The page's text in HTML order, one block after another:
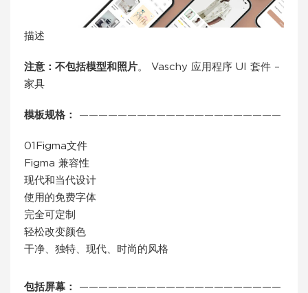
描述
注意：不包括模型和照片。 Vaschy 应用程序 UI 套件 –
家具
模板规格： —————————————————————
01Figma文件
Figma 兼容性
现代和当代设计
使用的免费字体
完全可定制
轻松改变颜色
干净、独特、现代、时尚的风格
包括屏幕： —————————————————————